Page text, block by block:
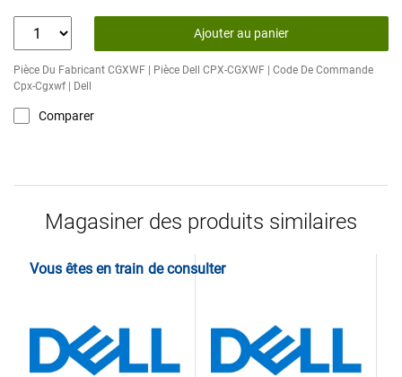
Ajouter au panier
Pièce Du Fabricant CGXWF | Pièce Dell CPX-CGXWF | Code De Commande
Cpx-Cgxwf | Dell
Comparer
Magasiner des produits similaires
Vous êtes en train de consulter